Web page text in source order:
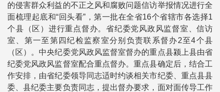
的侵害群众利益的不正之风和腐败问题信访举报情况进行全
面梳理起底和“回头看”，第一批在全省16个省辖市各选择1
个县（区）进行重点督办。省纪委党风政风监督室、信访
室、第一至第四纪检监察室分别负责联系督办2至4个县
（区）。中央纪委党风政风监督室督办的重点县颍上县由省
纪委党风政风监督室配合重点督办。重点县确定后，结合工
作安排，由省纪委领导同志适时约谈相关市纪委、重点县县
委、县纪委主要负责同志，提出督办要求，面对面传导工作